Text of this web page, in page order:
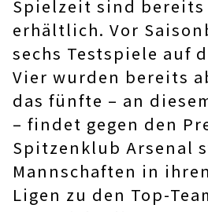
Spielzeit sind bereits
erhältlich. Vor
sechs Testspiele auf
Vier wurden bereits
das fünfte – an
– findet gegen den
Spitzenklub Arsenal
Mannschaften in
Ligen zu den Top-